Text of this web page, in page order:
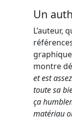
Un
L’auteur,
montre
et est
toute sa
ça
matériau